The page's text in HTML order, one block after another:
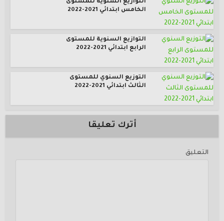
التوازيع السنوية للمستوى
الخامس ابتدائي 2021-2022
التوازيع السنوية للمستوى
الرابع ابتدائي 2021-2022
التوزيع السنوي للمستوى
الثالث ابتدائي 2021-2022
أترك تعليقا
التعليق